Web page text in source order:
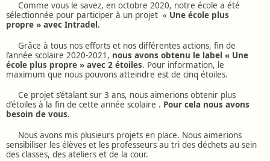
Comme vous le savez, en octobre 2020, notre école a été
sélectionnée pour participer à un projet « Une école plus
propre » avec Intradel.
Grâce à tous nos efforts et nos différentes actions, fin de
l’année scolaire 2020-2021, nous avons obtenu le label « Une
école plus propre » avec 2 étoiles. Pour information, le
maximum que nous pouvons atteindre est de cinq étoiles.
Ce projet s’étalant sur 3 ans, nous aimerions obtenir plus
d’étoiles à la fin de cette année scolaire . Pour cela nous avons
besoin de vous.
Nous avons mis plusieurs projets en place. Nous aimerions
sensibiliser les élèves et les professeurs au tri des déchets au sein
des classes, des ateliers et de la cour.